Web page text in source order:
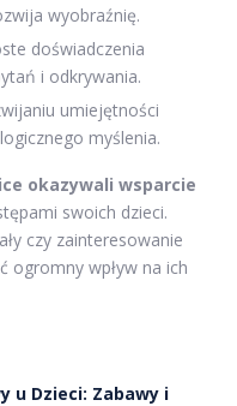
wyobraźnię.
doświadczenia
i odkrywania.
umiejętności
myślenia.
okazywali wsparcie
swoich dzieci.
czy zainteresowanie
ogromny wpływ na ich
u Dzieci: Zabawy i